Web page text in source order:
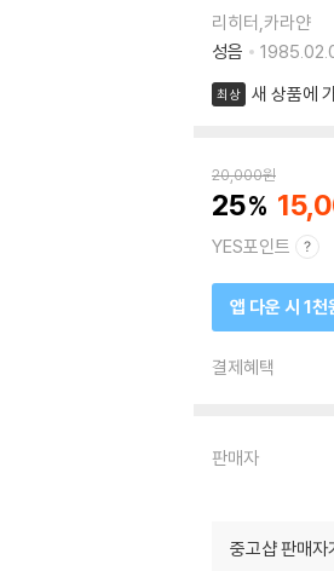
리히터,카라얀
성음
최상 새 상품에
20,000원
25
YES포인트
앱 다운 시 1천
결제혜택
판매자
중고샵 판매자